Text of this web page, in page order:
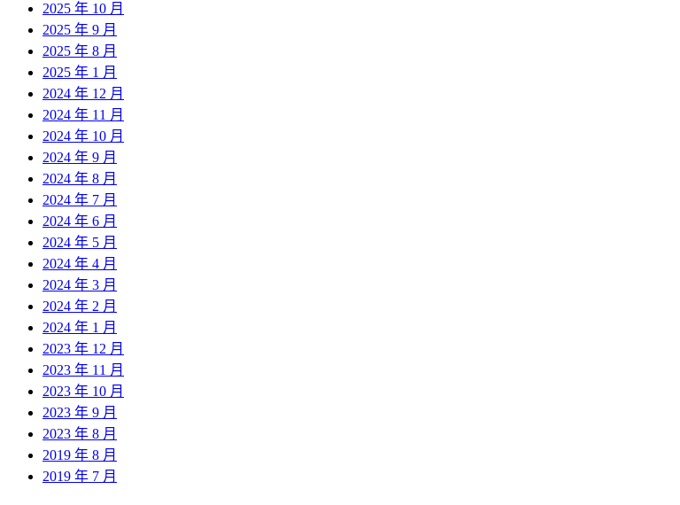
2025 年 10 月
2025 年 9 月
2025 年 8 月
2025 年 1 月
2024 年 12 月
2024 年 11 月
2024 年 10 月
2024 年 9 月
2024 年 8 月
2024 年 7 月
2024 年 6 月
2024 年 5 月
2024 年 4 月
2024 年 3 月
2024 年 2 月
2024 年 1 月
2023 年 12 月
2023 年 11 月
2023 年 10 月
2023 年 9 月
2023 年 8 月
2019 年 8 月
2019 年 7 月